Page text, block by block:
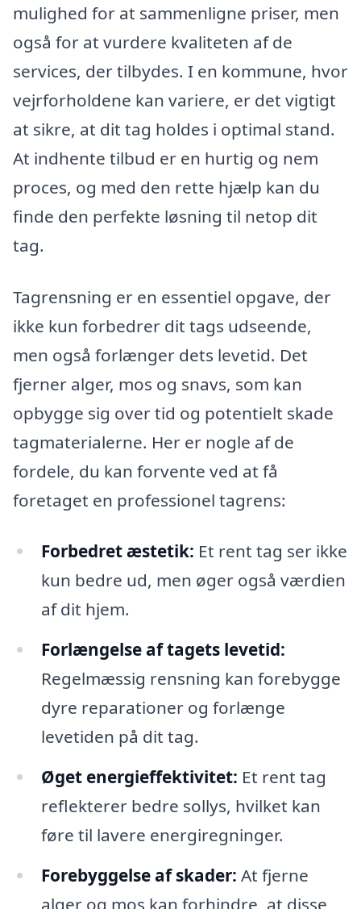
mulighed for at sammenligne priser, men
også for at vurdere kvaliteten af de
services, der tilbydes. I en kommune, hvor
vejrforholdene kan variere, er det vigtigt
at sikre, at dit tag holdes i optimal stand.
At indhente tilbud er en hurtig og nem
proces, og med den rette hjælp kan du
finde den perfekte løsning til netop dit
tag.
Tagrensning er en essentiel opgave, der
ikke kun forbedrer dit tags udseende,
men også forlænger dets levetid. Det
fjerner alger, mos og snavs, som kan
opbygge sig over tid og potentielt skade
tagmaterialerne. Her er nogle af de
fordele, du kan forvente ved at få
foretaget en professionel tagrens:
Forbedret æstetik: Et rent tag ser ikke
kun bedre ud, men øger også værdien
af dit hjem.
Forlængelse af tagets levetid:
Regelmæssig rensning kan forebygge
dyre reparationer og forlænge
levetiden på dit tag.
Øget energieffektivitet: Et rent tag
reflekterer bedre sollys, hvilket kan
føre til lavere energiregninger.
Forebyggelse af skader: At fjerne
alger og mos kan forhindre, at disse